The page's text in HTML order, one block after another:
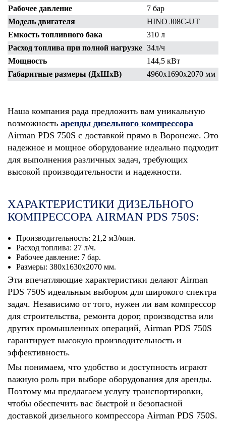
Рабочее давление
7 бар
Модель двигателя
HINO J08C-UT
Емкость топливного бака
310 л
Расход топлива при полной нагрузке 34л/ч
Мощность
144,5 кВт
Габаритные размеры (ДхШхВ)
4960х1690х2070 мм
Наша компания рада предложить вам уникальную
возможность аренды дизельного компрессора
Airman PDS 750S с доставкой прямо в Воронеже. Это
надежное и мощное оборудование идеально подходит
для выполнения различных задач, требующих
высокой производительности и надежности.
ХАРАКТЕРИСТИКИ ДИЗЕЛЬНОГО
КОМПРЕССОРА AIRMAN PDS 750S:
Производительность: 21,2 м3/мин.
Расход топлива: 27 л/ч.
Рабочее давление: 7 бар.
Размеры: 380х1630х2070 мм.
Эти впечатляющие характеристики делают Airman
PDS 750S идеальным выбором для широкого спектра
задач. Независимо от того, нужен ли вам компрессор
для строительства, ремонта дорог, производства или
других промышленных операций, Airman PDS 750S
гарантирует высокую производительность и
эффективность.
Мы понимаем, что удобство и доступность играют
важную роль при выборе оборудования для аренды.
Поэтому мы предлагаем услугу транспортировки,
чтобы обеспечить вас быстрой и безопасной
доставкой дизельного компрессора Airman PDS 750S.